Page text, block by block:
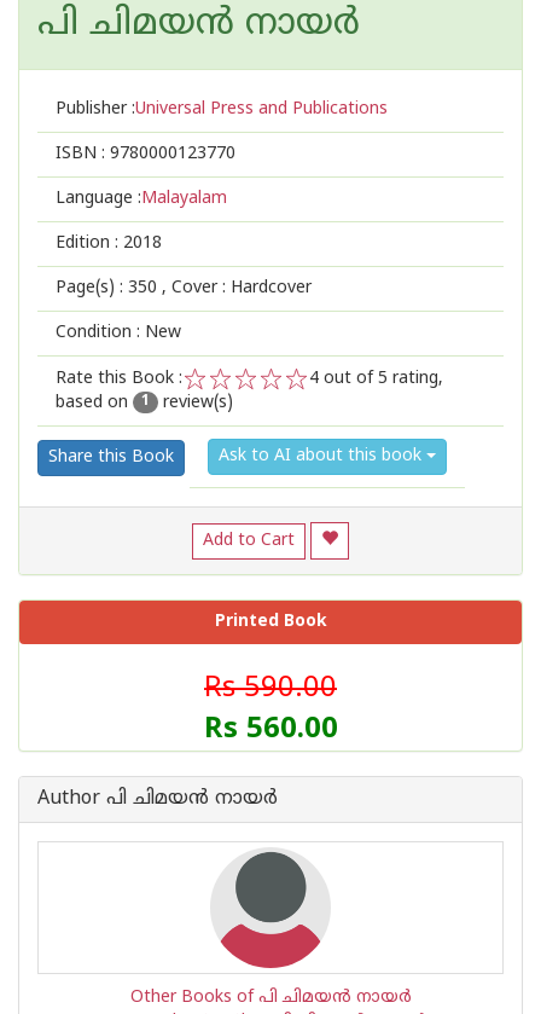
പി ചിമയന്‍ നായര്‍
Publisher :Universal Press and Publications
ISBN : 9780000123770
Language :Malayalam
Edition : 2018
Page(s) : 350 , Cover : Hardcover
Condition : New
Rate this Book :
2
1
4 out of 5 rating,
based on
1 review(s)
Share this Book Ask to AI about this book
Add to Cart
Printed Book
Rs 590.00
Rs 560.00
Author പി ചിമയന്‍ നായര്‍
Other Books of പി ചിമയന്‍ നായര്‍